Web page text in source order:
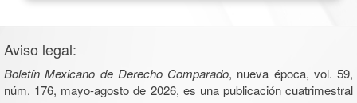
Aviso legal:
Boletín Mexicano de Derecho Comparado, nueva época, vol. 59,
núm. 176, mayo-agosto de 2026, es una publicación cuatrimestral